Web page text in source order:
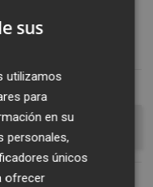
el sector
DE
sus
utilizamos
para
en su
personales,
únicos
ofrecer